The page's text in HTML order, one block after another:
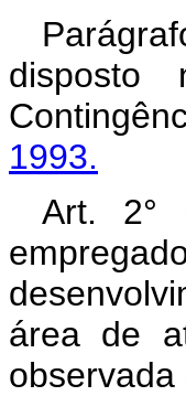
1993.
Art. 2°
área de